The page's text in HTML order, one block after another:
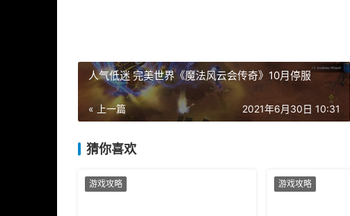
人气低迷 完美世界《魔法风云会传奇》10月停服
« 上一篇 2021年6月30日 10:31
猜你喜欢
游戏攻略 游戏攻略